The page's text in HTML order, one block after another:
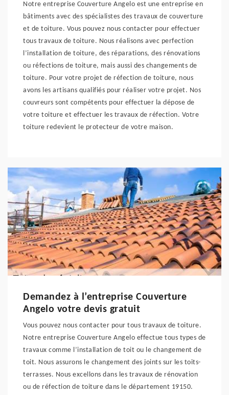
Notre entreprise Couverture Angelo est une entreprise en
bâtiments avec des spécialistes des travaux de couverture
et de toiture. Vous pouvez nous contacter pour effectuer
tous travaux de toiture. Nous réalisons avec perfection
l’installation de toiture, des réparations, des rénovations
ou réfections de toiture, mais aussi des changements de
toiture. Pour votre projet de réfection de toiture, nous
avons les artisans qualifiés pour réaliser votre projet. Nos
couvreurs sont compétents pour effectuer la dépose de
votre toiture et effectuer les travaux de réfection. Votre
toiture redevient le protecteur de votre maison.
Demandez à l’entreprise Couverture
Angelo votre devis gratuit
Vous pouvez nous contacter pour tous travaux de toiture.
Notre entreprise Couverture Angelo effectue tous types de
travaux comme l’installation de toit ou le changement de
toit. Nous assurons le changement des joints sur les toits-
terrasses. Nous excellons dans les travaux de rénovation
ou de réfection de toiture dans le département 19150.